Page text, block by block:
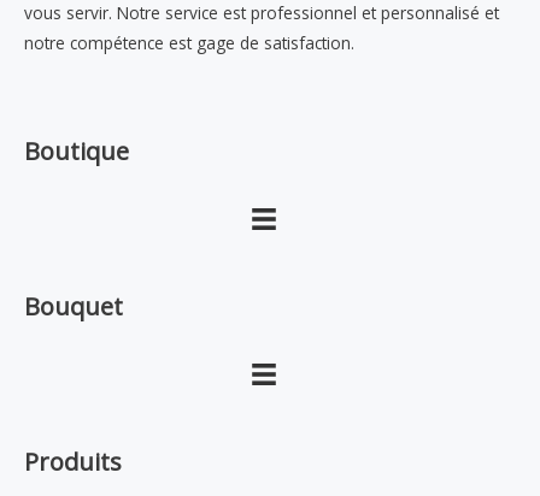
vous servir. Notre service est professionnel et personnalisé et
notre compétence est gage de satisfaction.
Boutique
Bouquet
Produits